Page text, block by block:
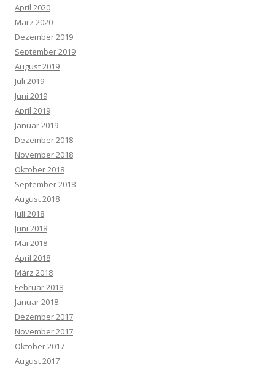
April 2020
März 2020
Dezember 2019
September 2019
August 2019
Juli 2019
Juni 2019
April 2019
Januar 2019
Dezember 2018
November 2018
Oktober 2018
September 2018
August 2018
Juli 2018
Juni 2018
Mai 2018
April 2018
März 2018
Februar 2018
Januar 2018
Dezember 2017
November 2017
Oktober 2017
August 2017